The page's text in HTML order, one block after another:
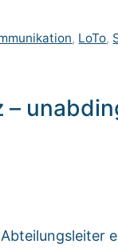
, LoTo,
–